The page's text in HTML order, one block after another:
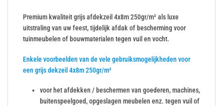
Premium kwaliteit grijs afdekzeil 4x8m 250gr/m² als luxe
uitstraling van uw feest, tijdelijk afdak of bescherming voor
tuinmeubelen of bouwmaterialen tegen vuil en vocht.
Enkele voorbeelden van de vele gebruiksmogelijkheden voor
een grijs dekzeil 4x8m 250gr/m²
voor het afdekken / beschermen van goederen, machines,
buitenspeelgoed, opgeslagen meubelen enz. tegen vuil of